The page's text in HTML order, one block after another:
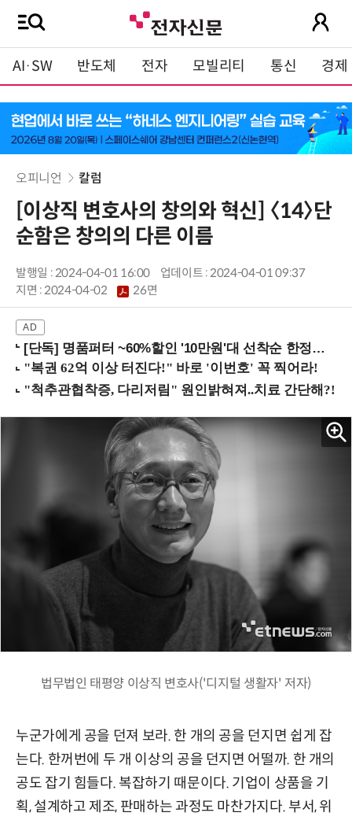
AI·SW 반도체 전자 모빌리티 통신 경제
오피니언 칼럼
[이상직 변호사의 창의와 혁신] 〈14〉단
순함은 창의의 다른 이름
발행일 : 2024-04-01 16:00
업데이트 : 2024-04-01 09:37
지면 :2024-04-02 26면
[단독] 명품퍼터 ~60%할인 '10만원'대 선착순 한정판매!
법무법인 태평양 이상직 변호사('디지털 생활자' 저자)
누군가에게 공을 던져 보라. 한 개의 공을 던지면 쉽게 잡
는다. 한꺼번에 두 개 이상의 공을 던지면 어떨까. 한 개의
공도 잡기 힘들다. 복잡하기 때문이다. 기업이 상품을 기
획, 설계하고 제조, 판매하는 과정도 마찬가지다. 부서, 위